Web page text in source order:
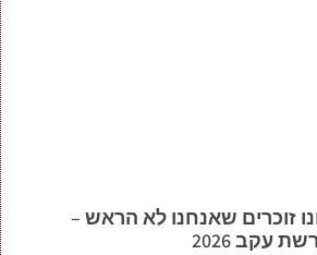
זוכרים שאנחנו לא הראש –
עקב 2026